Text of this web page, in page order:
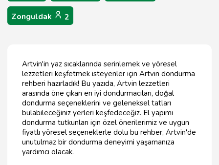
Zonguldak 2
Artvin'in yaz sıcaklarında serinlemek ve yöresel
lezzetleri keşfetmek isteyenler için Artvin dondurma
rehberi hazırladık! Bu yazıda, Artvin lezzetleri
arasında öne çıkan en iyi dondurmacıları, doğal
dondurma seçeneklerini ve geleneksel tatları
bulabileceğiniz yerleri keşfedeceğiz. El yapımı
dondurma tutkunları için özel önerilerimiz ve uygun
fiyatlı yöresel seçeneklerle dolu bu rehber, Artvin'de
unutulmaz bir dondurma deneyimi yaşamanıza
yardımcı olacak.